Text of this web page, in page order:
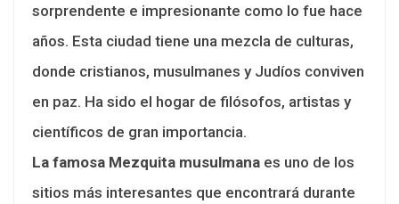
sorprendente e impresionante como lo fue hace
años. Esta ciudad tiene una mezcla de culturas,
donde cristianos, musulmanes y Judíos conviven
en paz. Ha sido el hogar de filósofos, artistas y
científicos de gran importancia.
La famosa Mezquita musulmana es uno de los
sitios más interesantes que encontrará durante